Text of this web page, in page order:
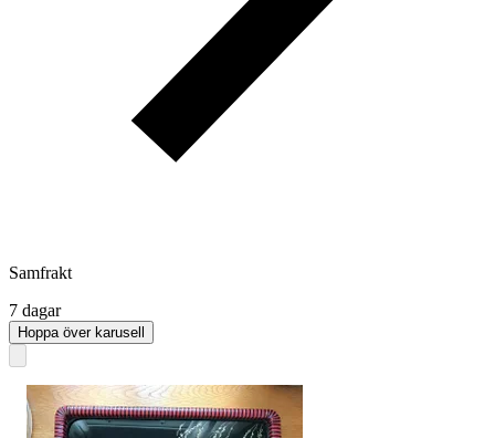
Samfrakt
7 dagar
Hoppa över karusell